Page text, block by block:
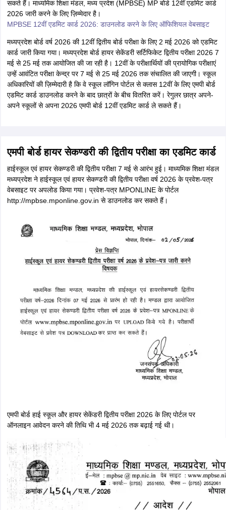
सकते हैं। माध्यमिक शिक्षा मंडल, मध्य प्रदेश (MPBSE) MP बोर्ड 12वीं एडमिट कार्ड
2026 जारी करने के लिए ज़िम्मेदार है।
MPBSE 12वीं एडमिट कार्ड 2026: डाउनलोड करने के लिए ऑफिशियल वेबसाइट
मध्यप्रदेश बोर्ड वर्ष 2026 की 12वीं द्वितीय बोर्ड परीक्षा के लिए 2 मई 2026 को एडमिट
कार्ड जारी किया गया। मध्यप्रदेश बोर्ड हायर सेकेंडरी सर्टिफिकेट द्वितीय परीक्षा 2026 7
मई से 25 मई तक आयोजित की जा रही है। 12वीं के परीक्षार्थियों की प्रायोगिक परीक्षाएं
उन्हें आवंटित परीक्षा केन्द्र पर 7 मई से 25 मई 2026 तक संचालित की जाएगी। स्कूल
अधिकारियों की ज़िम्मेदारी है कि वे स्कूल लॉगिन पोर्टल से क्लास 12वीं के लिए एमपी बोर्ड
एडमिट कार्ड डाउनलोड करने के बाद छात्रों के बीच वितरित करें। रेगुलर छात्र अपने-
अपने स्कूलों से अपना 2026 एमपी बोर्ड 12वीं एडमिट कार्ड ले सकते हैं।
एमपी बोर्ड हायर सेकण्डरी की द्वितीय परीक्षा का एडमिट कार्ड
हाईस्कूल एवं हायर सेकण्डरी की द्वितीय परीक्षा 7 मई से आरंभ हुई। माध्यमिक शिक्षा मंडल
मध्यप्रदेश ने हाईस्कूल एवं हायर सेकण्डरी की द्वितीय परीक्षा वर्ष 2026 के प्रवेश-पत्र
वेबसाइट पर अपलोड किया गया। प्रवेश-पत्र MPONLINE के पोर्टल
http://mpbse.mponline.gov.in से डाउनलोड कर सकते हैं।
एमपी बोर्ड हाई स्कूल और हायर सेकेंडरी द्वितीय परीक्षा 2026 के लिए पोर्टल पर
ऑनलाइन आवेदन करने की तिथि भी 4 मई 2026 तक बढ़ाई गई थी।